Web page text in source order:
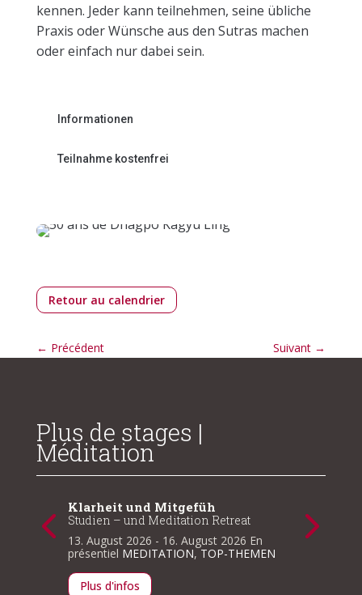
kennen. Jeder kann teilnehmen, seine übliche
Praxis oder Wünsche aus den Sutras machen
oder einfach nur dabei sein.
Informationen
Teilnahme kostenfrei
Retour au calendrier
← Précédent Suivant →
Plus de stages |
Méditation
Klarheit und Mitgefüh
Studien – und Meditation Retreat
13. August 2026 - 16. August 2026 En
présentiel MEDITATION,TOP-THEMEN
Plus d'infos